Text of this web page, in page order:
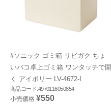
#ソニック ゴミ箱 リビガク ちょ
いバコ卓上ゴミ箱 ワンタッチで開
く アイボリー LV-4672-I
商品コード:4970116050854
小売価格 ¥550